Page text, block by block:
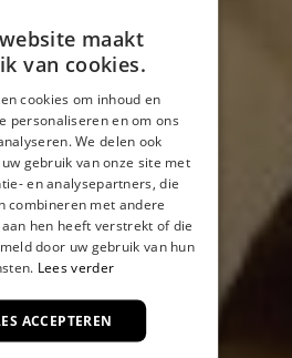
maakt
van cookies.
cookies om inhoud en
personaliseren en om ons
We delen ook
gebruik van onze site met
en analysepartners, die
combineren met andere
hen heeft verstrekt of die
door uw gebruik van hun
Lees verder
ACCEPTEREN